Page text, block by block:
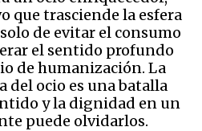
que trasciende la esfera
de evitar el consumo
el sentido profundo
de humanización. La
del ocio es una batalla
y la dignidad en un
puede olvidarlos.